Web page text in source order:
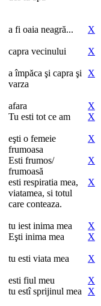
a fi oaia neagră... X
capra vecinului X
a împăca şi capra şi
varza
X
afara
X
Tu esti tot ce am X
eşti o femeie
frumoasa
X
Esti frumos/
frumoasă
X
esti respiratia mea,
viatamea, si totul
care conteaza.
X
tu iest inima mea
X
Eşti inima mea X
tu esti viata mea X
esti fiul meu
X
tu estî sprijinul mea X